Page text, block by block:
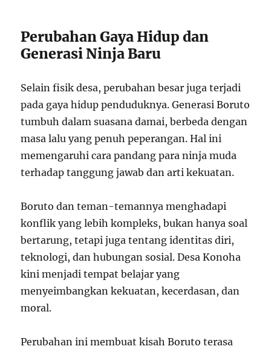
Perubahan Gaya Hidup dan
Generasi Ninja Baru
Selain fisik desa, perubahan besar juga terjadi
pada gaya hidup penduduknya. Generasi Boruto
tumbuh dalam suasana damai, berbeda dengan
masa lalu yang penuh peperangan. Hal ini
memengaruhi cara pandang para ninja muda
terhadap tanggung jawab dan arti kekuatan.
Boruto dan teman-temannya menghadapi
konflik yang lebih kompleks, bukan hanya soal
bertarung, tetapi juga tentang identitas diri,
teknologi, dan hubungan sosial. Desa Konoha
kini menjadi tempat belajar yang
menyeimbangkan kekuatan, kecerdasan, dan
moral.
Perubahan ini membuat kisah Boruto terasa